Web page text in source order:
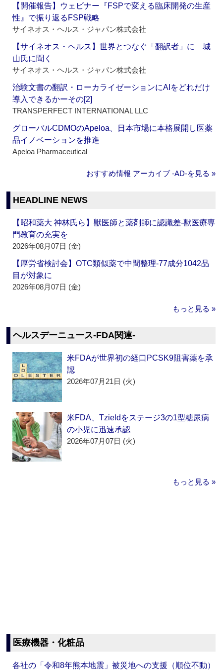
【開催報告】ウェビナー『FSPで変える臨床開発の生産
性』で振り返るFSP戦略
サイネオス・ヘルス・ジャパン株式会社
【サイネオス・ヘルス】世界とつなぐ「翻訳者」に 城
山氏に聞く
サイネオス・ヘルス・ジャパン株式会社
治験文書の翻訳・ローカライゼーションにAIをどれだけ
導入できるかーその[2]
TRANSPERFECT INTERNATIONAL LLC
グローバルCDMOのApeloa、日本市場に本格展開し医薬
品イノベーションを推進
Apeloa Pharmaceutical
おすすめ情報 アーカイブ ‐AD‐を見る »
HEADLINE NEWS
【昭和薬大 神林氏ら】獣医師と薬剤師に認識差‐獣医療専
門教育の充実を
2026年08月07日 (金)
【厚労省検討会】OTC類似薬で中間整理‐77成分1042品
目が対象に
2026年08月07日 (金)
もっと見る »
ヘルスデーニュース‐FDA関連‐
米FDAが世界初の経口PCSK9阻害薬を承
認
2026年07月21日 (火)
米FDA、Tzieldをステージ3の1型糖尿病
の小児に迅速承認
2026年07月07日 (火)
もっと見る »
医療機器・化粧品
各社の「令和8年熊本地震」被災地への支援（順位不動）